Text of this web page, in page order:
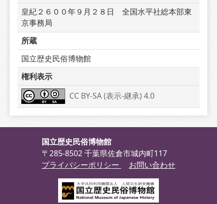
皇紀２６００年９月２８日　全国水平社総本部東
京事務局
所蔵
国立歴史民俗博物館
権利表示
CC BY-SA (表示-継承) 4.0
国立歴史民俗博物館
〒285-8502 千葉県佐倉市城内町117
プライバシーポリシー
お問い合わせ